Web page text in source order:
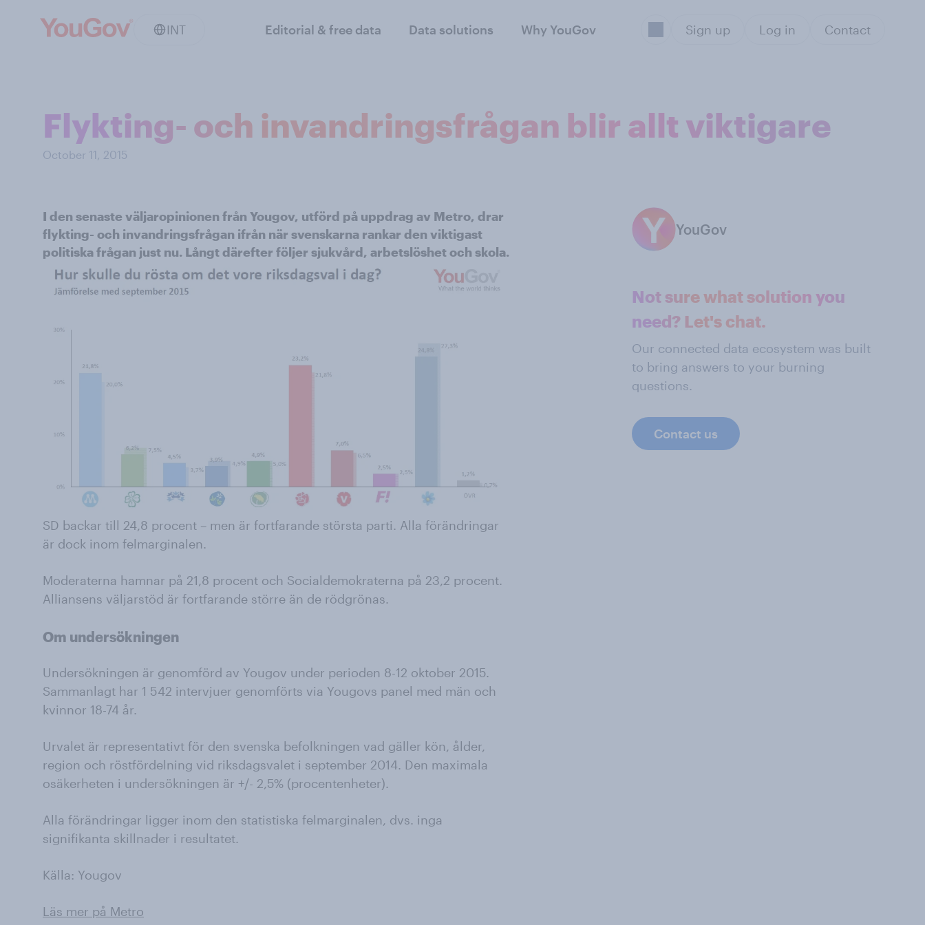
INT Editorial & free data Data solutions Why YouGov Sign up Log in Contact
Flykting- och invandringsfrågan blir allt viktigare
October 11, 2015
I den senaste väljaropinionen från Yougov, utförd på uppdrag av Metro, drar
flykting- och invandringsfrågan ifrån när svenskarna rankar den viktigast
politiska frågan just nu. Långt därefter följer sjukvård, arbetslöshet och skola.
SD backar till 24,8 procent – men är fortfarande största parti. Alla förändringar
är dock inom felmarginalen.
Moderaterna hamnar på 21,8 procent och Socialdemokraterna på 23,2 procent.
Alliansens väljarstöd är fortfarande större än de rödgrönas.
Om undersökningen
Undersökningen är genomförd av Yougov under perioden 8-12 oktober 2015.
Sammanlagt har 1 542 intervjuer genomförts via Yougovs panel med män och
kvinnor 18-74 år.
Urvalet är representativt för den svenska befolkningen vad gäller kön, ålder,
region och röstfördelning vid riksdagsvalet i september 2014. Den maximala
osäkerheten i undersökningen är +/- 2,5% (procentenheter).
Alla förändringar ligger inom den statistiska felmarginalen, dvs. inga
signifikanta skillnader i resultatet.
Källa: Yougov
Läs mer på Metro
YouGov
Not sure what solution you
need? Let's chat.
Our connected data ecosystem was built
to bring answers to your burning
questions.
Contact us